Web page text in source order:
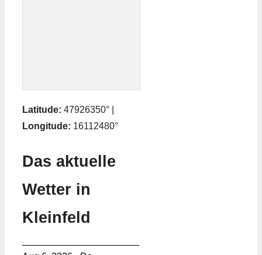
Latitude: 47926350° |
Longitude: 16112480°
Das aktuelle
Wetter in
Kleinfeld